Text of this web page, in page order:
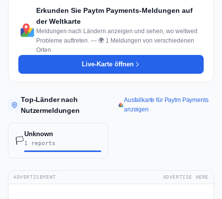
Erkunden Sie Paytm Payments-Meldungen auf
der Weltkarte
Meldungen nach Ländern anzeigen und sehen, wo weltweit
Probleme auftreten. — 🌍 1 Meldungen von verschiedenen
Orten
Live-Karte öffnen
Top-Länder nach
Nutzermeldungen
Ausfallkarte für Paytm Payments
anzeigen
🏳️
Unknown
1 reports
ADVERTISEMENT ADVERTISE HERE